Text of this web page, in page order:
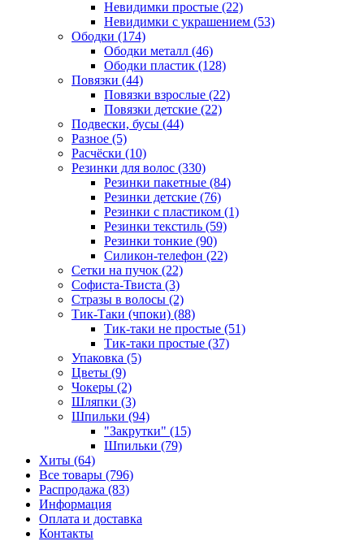
Невидимки простые (22)
Невидимки с украшением (53)
Ободки (174)
Ободки металл (46)
Ободки пластик (128)
Повязки (44)
Повязки взрослые (22)
Повязки детские (22)
Подвески, бусы (44)
Разное (5)
Расчёски (10)
Резинки для волос (330)
Резинки пакетные (84)
Резинки детские (76)
Резинки с пластиком (1)
Резинки текстиль (59)
Резинки тонкие (90)
Силикон-телефон (22)
Сетки на пучок (22)
Софиста-Твиста (3)
Стразы в волосы (2)
Тик-Таки (чпоки) (88)
Тик-таки не простые (51)
Тик-таки простые (37)
Упаковка (5)
Цветы (9)
Чокеры (2)
Шляпки (3)
Шпильки (94)
"Закрутки" (15)
Шпильки (79)
Хиты (64)
Все товары (796)
Распродажа (83)
Информация
Оплата и доставка
Контакты